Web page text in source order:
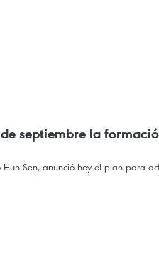
septiembre la
Sen, anunció hoy el plan para